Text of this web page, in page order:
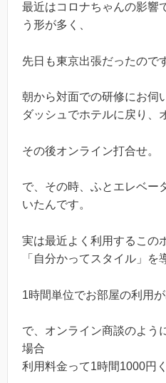
最近はコロナちゃんの影響
う形が多く、
先日も東京出張だったので
朝から対面での研修にお伺
ダッシュでホテルに戻り、
その後オンライン打合せ。
で、その時、ふとエレベー
いたんです。
実は最近よく利用するこの
「自分かってスタイル」を
1時間単位でお部屋の利用が
で、オンライン商談のよう
場合
利用料金って1時間1000円く